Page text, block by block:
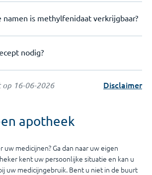
namen is methylfenidaat verkrijgbaar?
nodig?
op 16-06-2026 Disclaimer
apotheek
medicijnen? Ga dan naar uw eigen
kent uw persoonlijke situatie en kan u
uw medicijngebruik. Bent u niet in de buurt